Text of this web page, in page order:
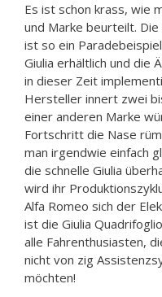
Es ist schon krass, wie
und Marke beurteilt. Die
ist so ein
Giulia erhältlich und die
in dieser Zeit
Hersteller innert zwei
einer anderen Marke
Fortschritt die Nase
man irgendwie einfach
die schnelle Giulia
wird ihr
Alfa Romeo sich der
ist die Giulia
alle Fahrenthusiasten,
nicht von zig
möchten!